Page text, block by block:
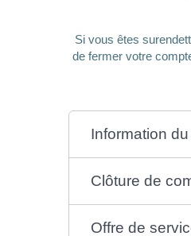
Si vous êtes
de fermer votre
Information
Clôture de
Offre de